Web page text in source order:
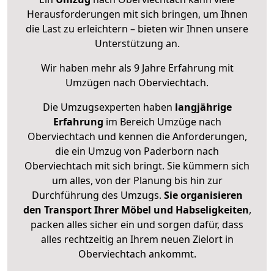
Herausforderungen mit sich bringen, um Ihnen
die Last zu erleichtern – bieten wir Ihnen unsere
Unterstützung an.
Wir haben mehr als 9 Jahre Erfahrung mit
Umzügen nach Oberviechtach.
Die Umzugsexperten haben langjährige
Erfahrung im Bereich Umzüge nach
Oberviechtach und kennen die Anforderungen,
die ein Umzug von Paderborn nach
Oberviechtach mit sich bringt. Sie kümmern sich
um alles, von der Planung bis hin zur
Durchführung des Umzugs. Sie organisieren
den Transport Ihrer Möbel und Habseligkeiten,
packen alles sicher ein und sorgen dafür, dass
alles rechtzeitig an Ihrem neuen Zielort in
Oberviechtach ankommt.